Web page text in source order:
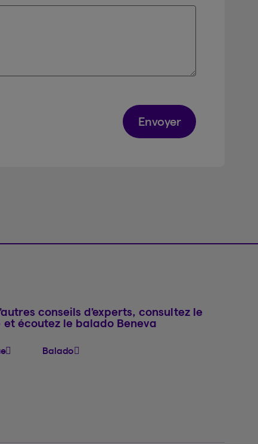
Envoyer
conseils d’experts, consultez le
et écoutez le balado Beneva
Balado